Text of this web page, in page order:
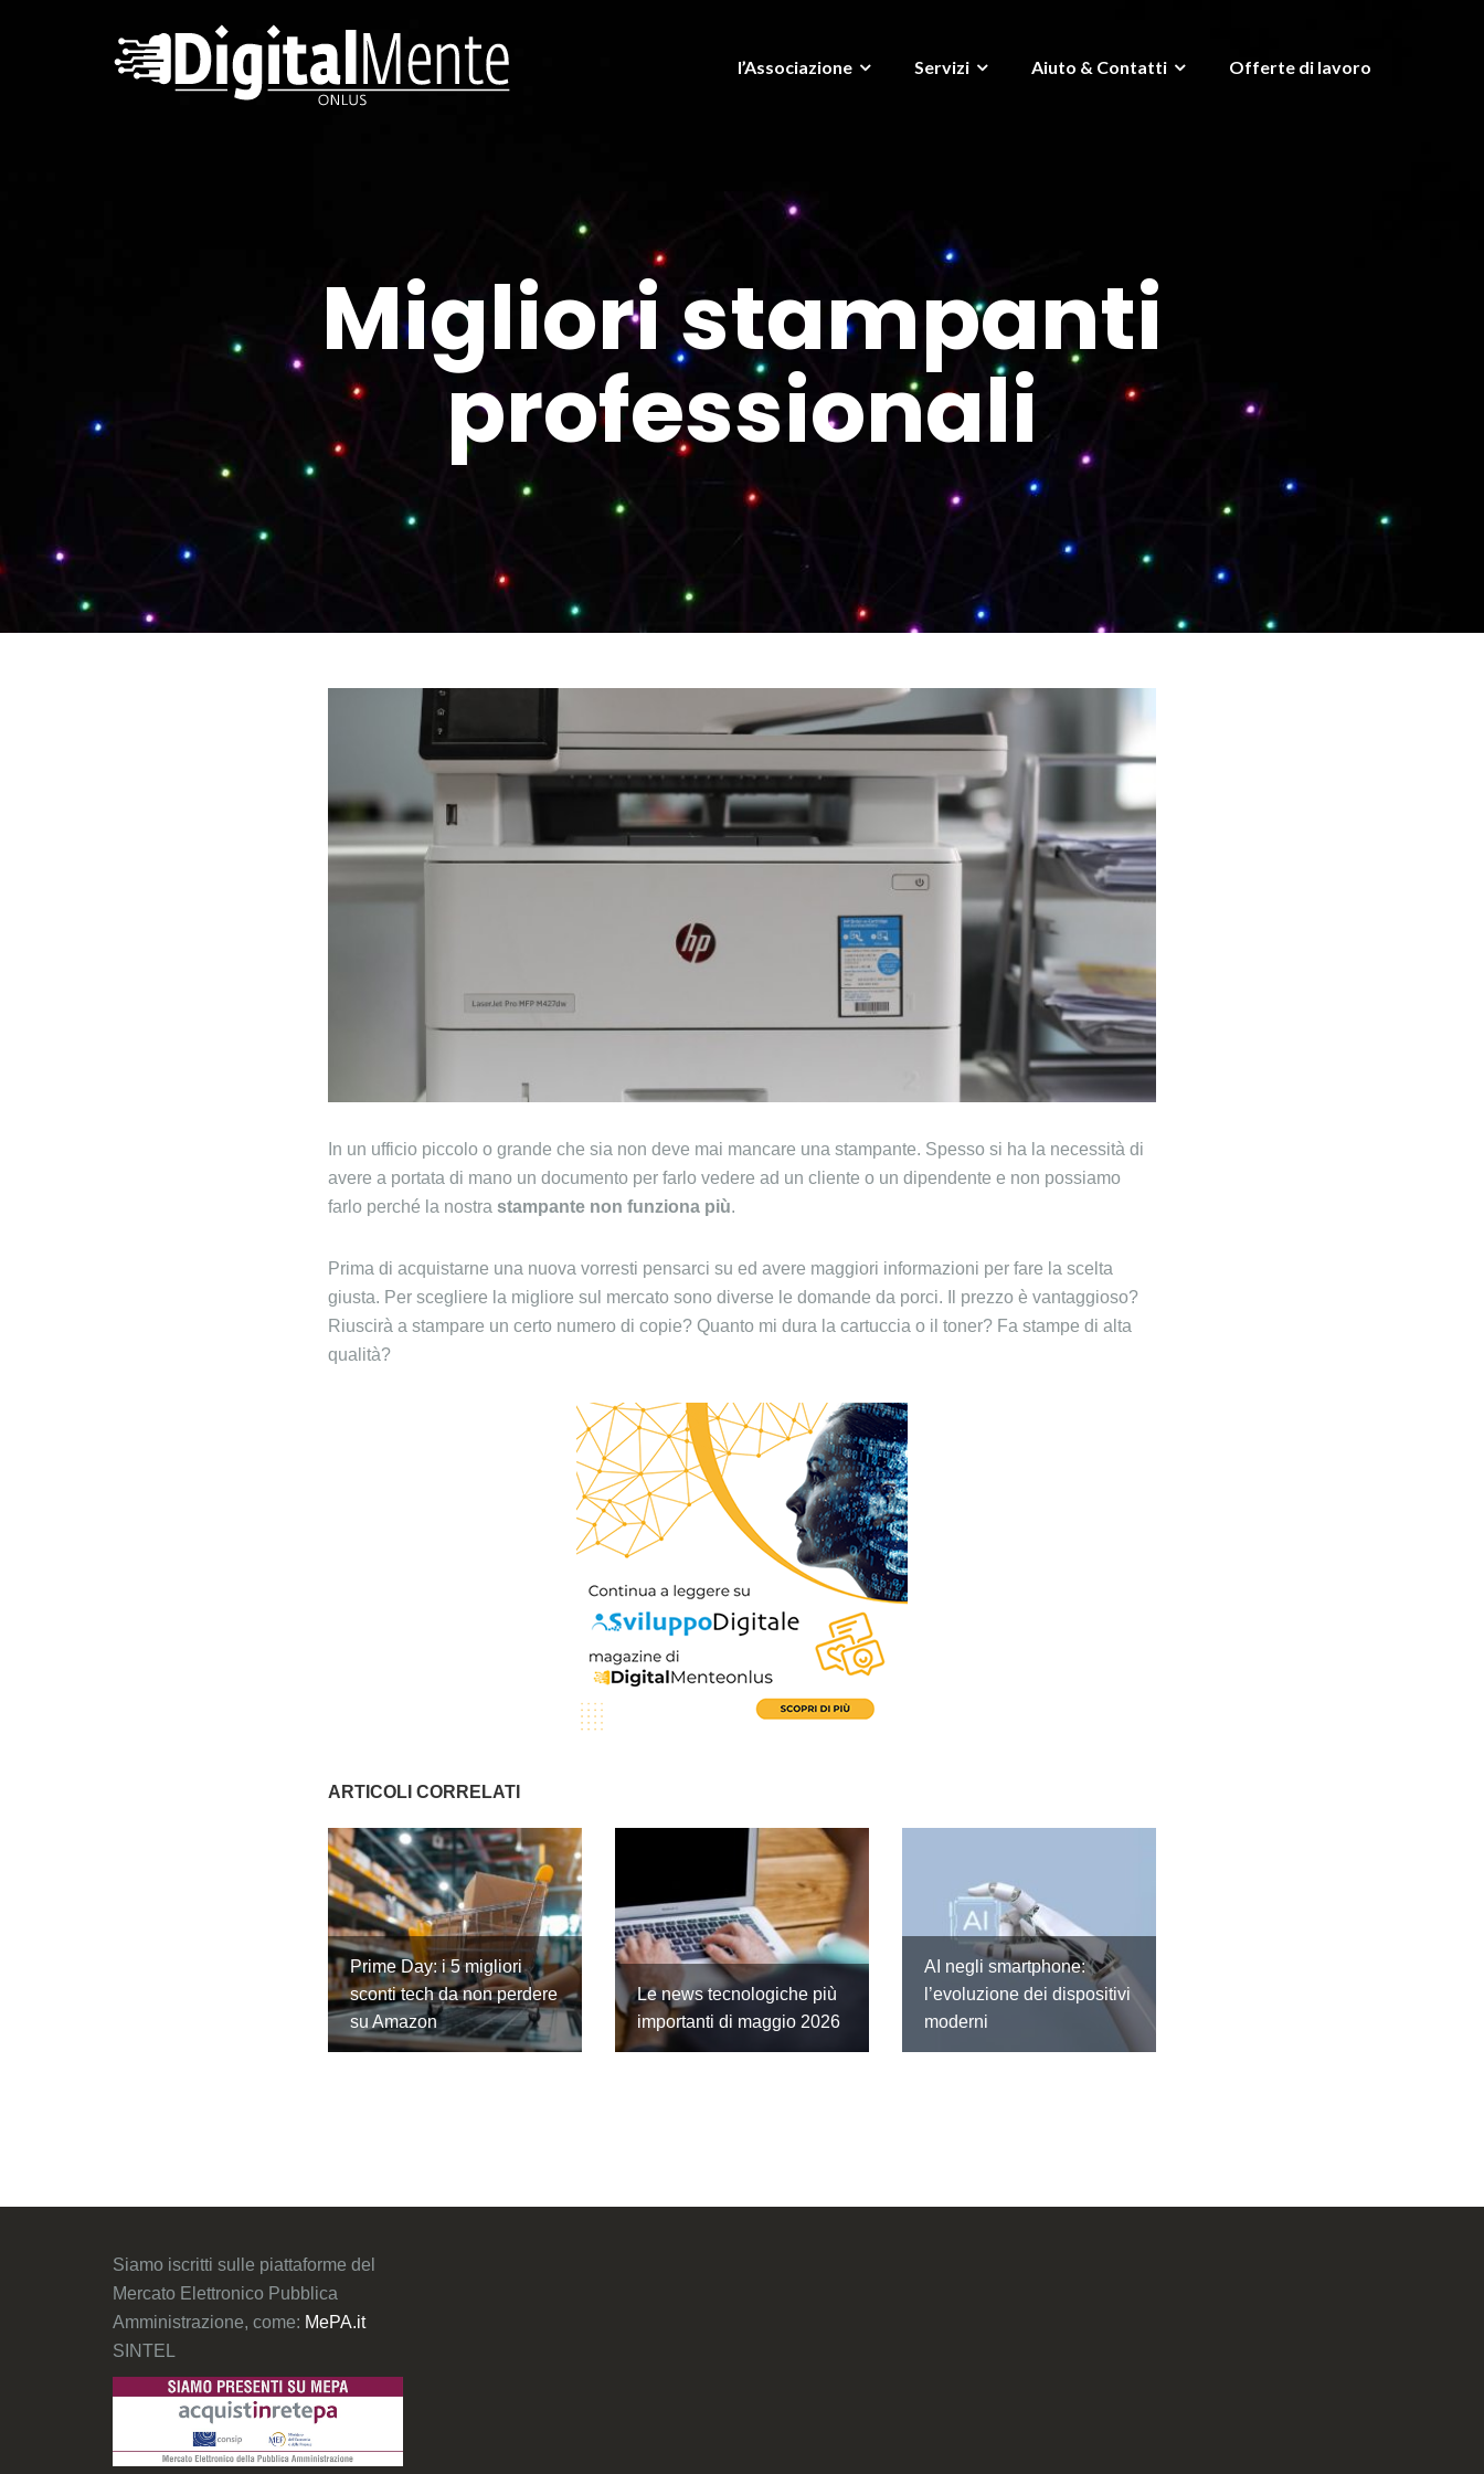
l’Associazione Servizi Aiuto & Contatti Offerte di lavoro
Migliori stampanti
professionali
In un ufficio piccolo o grande che sia non deve mai mancare una stampante. Spesso si ha la necessità di
avere a portata di mano un documento per farlo vedere ad un cliente o un dipendente e non possiamo
farlo perché la nostra stampante non funziona più.
Prima di acquistarne una nuova vorresti pensarci su ed avere maggiori informazioni per fare la scelta
giusta. Per scegliere la migliore sul mercato sono diverse le domande da porci. Il prezzo è vantaggioso?
Riuscirà a stampare un certo numero di copie? Quanto mi dura la cartuccia o il toner? Fa stampe di alta
qualità?
ARTICOLI CORRELATI
Prime Day: i 5 migliori
sconti tech da non perdere
su Amazon
Le news tecnologiche più
importanti di maggio 2026
AI negli smartphone:
l’evoluzione dei dispositivi
moderni
Siamo iscritti sulle piattaforme del
Mercato Elettronico Pubblica
Amministrazione, come: MePA.it
SINTEL